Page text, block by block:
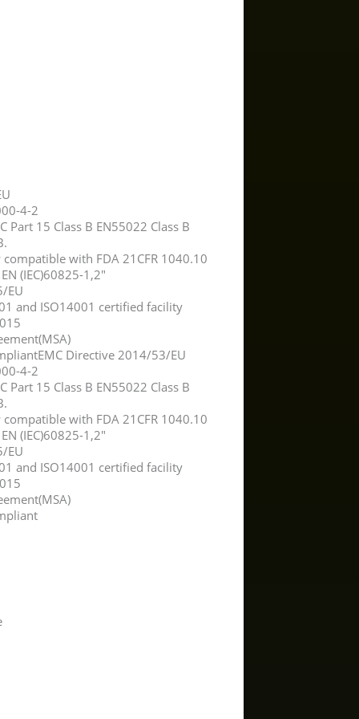
4-2
Part 15 Class B EN55022 Class B
compatible with FDA 21CFR 1040.10
(IEC)60825-1,2″
EU
and ISO14001 certified facility
Directive 2014/53/EU
4-2
Part 15 Class B EN55022 Class B
compatible with FDA 21CFR 1040.10
(IEC)60825-1,2″
EU
and ISO14001 certified facility